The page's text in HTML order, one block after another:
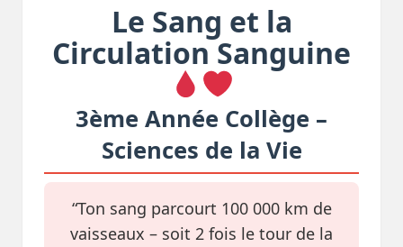
Le Sang et la
Circulation Sanguine
3ème Année Collège –
Sciences de la Vie
“Ton sang parcourt 100 000 km de
vaisseaux – soit 2 fois le tour de la